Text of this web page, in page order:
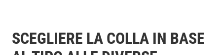
SCEGLIERE LA COLLA IN BASE